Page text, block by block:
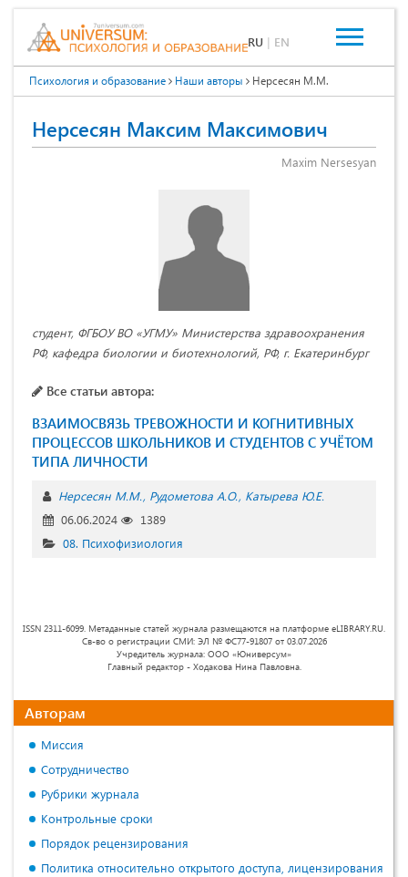
RU | EN
Психология и образование Наши авторы Нерсесян М.М.
Нерсесян Максим Максимович
Maxim Nersesyan
студент, ФГБОУ ВО «УГМУ» Министерства здравоохранения
РФ, кафедра биологии и биотехнологий, РФ, г. Екатеринбург
Все статьи автора:
ВЗАИМОСВЯЗЬ ТРЕВОЖНОСТИ И КОГНИТИВНЫХ
ПРОЦЕССОВ ШКОЛЬНИКОВ И СТУДЕНТОВ С УЧЁТОМ
ТИПА ЛИЧНОСТИ
Нерсесян М.М. Рудометова А.О. Катырева Ю.Е.
06.06.2024
1389
08. Психофизиология
ISSN 2311-6099. Метаданные статей журнала размещаются на платформе eLIBRARY.RU.
Св-во о регистрации СМИ: ЭЛ № ФС77-91807 от 03.07.2026
Учредитель журнала: ООО «Юниверсум»
Главный редактор - Ходакова Нина Павловна.
Авторам
Миссия
Сотрудничество
Рубрики журнала
Контрольные сроки
Порядок рецензирования
Политика относительно открытого доступа, лицензирования